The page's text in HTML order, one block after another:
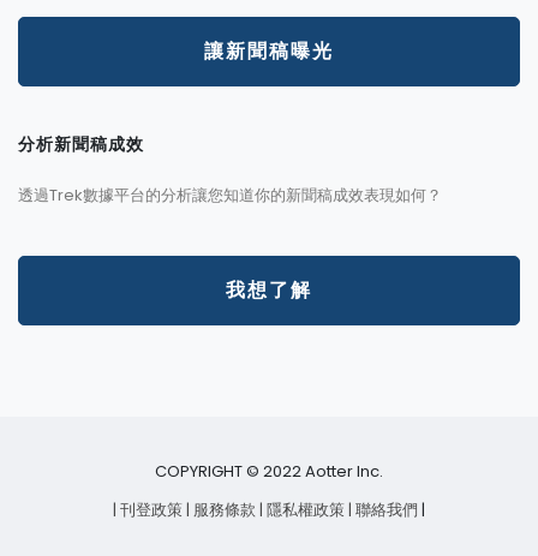
讓新聞稿曝光
分析新聞稿成效
透過Trek數據平台的分析讓您知道你的新聞稿成效表現如何？
我想了解
COPYRIGHT © 2022 Aotter Inc.
| 刊登政策 | 服務條款 | 隱私權政策 | 聯絡我們 |